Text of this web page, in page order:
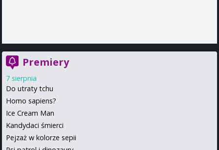
Premiery
7 sierpnia
Do utraty tchu
Homo sapiens?
Ice Cream Man
Kandydaci śmierci
Pejzaż w kolorze sepii